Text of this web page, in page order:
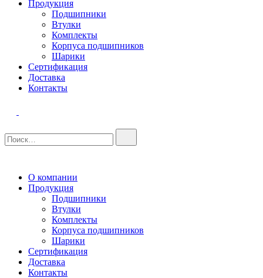
Продукция
Подшипники
Втулки
Комплекты
Корпуса подшипников
Шарики
Сертификация
Доставка
Контакты
О компании
Продукция
Подшипники
Втулки
Комплекты
Корпуса подшипников
Шарики
Сертификация
Доставка
Контакты